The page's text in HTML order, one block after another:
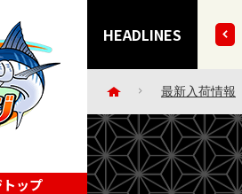
ップ
HEADLINES
」エッジポイント4倍キャンペー
最新入荷情報